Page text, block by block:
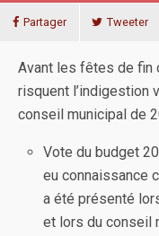
Partager Tweeter
Avant les fêtes de fin
risquent l’indigestion
conseil municipal de
Vote du budget
eu connaissance
a été présenté
et lors du conseil